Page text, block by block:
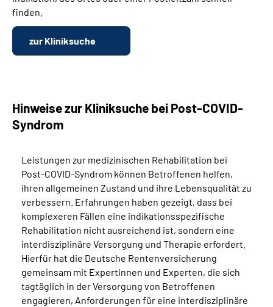
finden.
zur Kliniksuche
Hinweise zur Kliniksuche bei Post-COVID-
Syndrom
Leistungen zur medizinischen Rehabilitation bei
Post-COVID-Syndrom können Betroffenen helfen,
ihren allgemeinen Zustand und ihre Lebensqualität zu
verbessern. Erfahrungen haben gezeigt, dass bei
komplexeren Fällen eine indikationsspezifische
Rehabilitation nicht ausreichend ist, sondern eine
interdisziplinäre Versorgung und Therapie erfordert.
Hierfür hat die Deutsche Rentenversicherung
gemeinsam mit Expertinnen und Experten, die sich
tagtäglich in der Versorgung von Betroffenen
engagieren, Anforderungen für eine interdisziplinäre